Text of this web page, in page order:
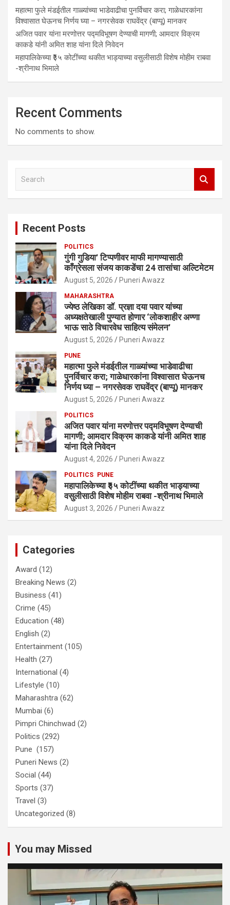
महात्मा फुले मंडईतील गाळ्यांच्या भाडेवाढीचा पुनर्विचार करा; गाळेधारकांना
विश्वासात घेऊनच निर्णय घ्या – नगरसेवक राघवेंद्र (बाप्पू) मानकर
अजित पवार यांना मरणोत्तर पद्मविभूषण देण्याची मागणी; आमदार विक्रम
काकडे यांनी अमित शाह यांना दिले निवेदन
महापालिकेच्या ₹३५ कोटींच्या थकीत भाड्याच्या वसुलीसाठी विशेष मोहीम राबवा
-श्रीनाथ भिमाले
Recent Comments
No comments to show.
Recent Posts
POLITICS
गुंगी गुडिया’ टिप्पणीवर माफी मागण्यासाठी
काँग्रेसला संजय काकडेंचा 24 तासांचा अल्टिमेटम
August 5, 2026 Puneri Awazz
MAHARASHTRA
ज्येष्ठ लेखिका डॉ. प्रज्ञा दया पवार यांच्या
अध्यक्षतेखाली पुण्यात होणार ‘लोकशाहीर अण्णा
भाऊ साठे विचारवेध साहित्य संमेलन’
August 5, 2026 Puneri Awazz
PUNE
महात्मा फुले मंडईतील गाळ्यांच्या भाडेवाढीचा
पुनर्विचार करा; गाळेधारकांना विश्वासात घेऊनच
निर्णय घ्या – नगरसेवक राघवेंद्र (बाप्पू) मानकर
August 5, 2026 Puneri Awazz
POLITICS
अजित पवार यांना मरणोत्तर पद्मविभूषण देण्याची
मागणी; आमदार विक्रम काकडे यांनी अमित शाह
यांना दिले निवेदन
August 4, 2026 Puneri Awazz
POLITICS PUNE
महापालिकेच्या ₹३५ कोटींच्या थकीत भाड्याच्या
वसुलीसाठी विशेष मोहीम राबवा -श्रीनाथ भिमाले
August 3, 2026 Puneri Awazz
Categories
Award (12)
Breaking News (2)
Business (41)
Crime (45)
Education (48)
English (2)
Entertainment (105)
Health (27)
International (4)
Lifestyle (10)
Maharashtra (62)
Mumbai (6)
Pimpri Chinchwad (2)
Politics (292)
Pune (157)
Puneri News (2)
Social (44)
Sports (37)
Travel (3)
Uncategorized (8)
You may Missed